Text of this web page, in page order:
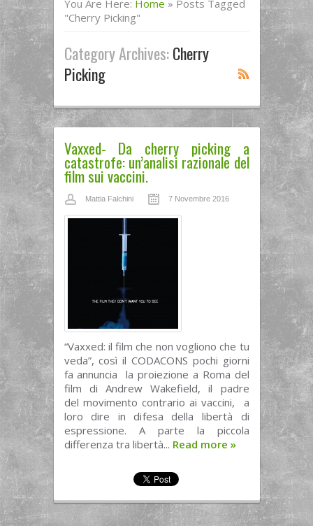
You Are Here: Home » Posts Tagged
"Cherry Picking"
Category Archives:Cherry
Picking
Vaxxed- Da cherry picking a
catastrofe: un’analisi razionale del
film sui vaccini.
Mattia Falchini 7 Novembre 2016
“Vaxxed: il film che non vogliono che tu
veda”, così il CODACONS pochi giorni
fa annuncia la proiezione a Roma del
film di Andrew Wakefield, il padre
del movimento contrario ai vaccini, a
loro dire in difesa della libertà di
espressione. A parte la piccola
differenza tra libertà... Read more »